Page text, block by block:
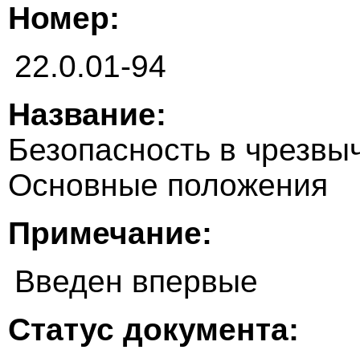
Номер:
22.0.01-94
Название:
Безопасность в
Основные положения
Примечание:
Введен впервые
Статус документа: